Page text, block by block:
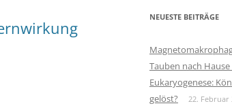
NEUESTE BEITRÄGE
Tauben nach
Eukaryogenese:
gelöst?
22. Februar